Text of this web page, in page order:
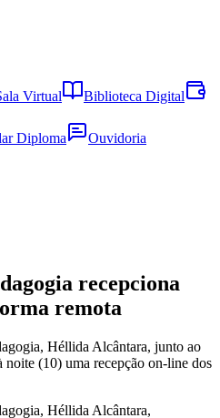
Virtual
Biblioteca Digital
Diploma
Ouvidoria
recepciona
remota
Héllida Alcântara, junto ao
(10) uma recepção on-line dos
Héllida Alcântara,